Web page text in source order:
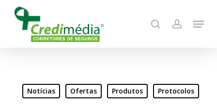
search account
Menu
Notícias Ofertas Produtos Protocolos